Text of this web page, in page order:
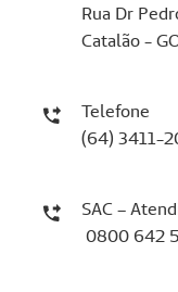
Rua Dr
Catalão -
Telefone
(64) 3411-
SAC –
0800 642